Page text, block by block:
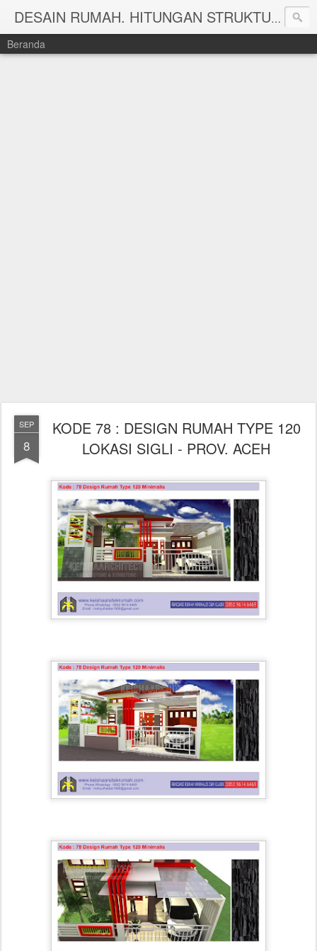
DESAIN RUMAH. HITUNGAN STRUKTUR DAN HITUNG RAB TAHUN 2025 WWW.KEISHAARSITEKRUMAH.COM
Beranda
SEP
8
KODE 78 : DESIGN RUMAH TYPE 120
LOKASI SIGLI - PROV. ACEH